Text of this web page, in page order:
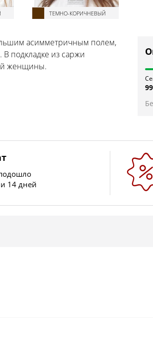
ТЕМНО-КОРИЧНЕВЫЙ
асимметричным полем,
подкладке из саржи
женщины.
14 дней